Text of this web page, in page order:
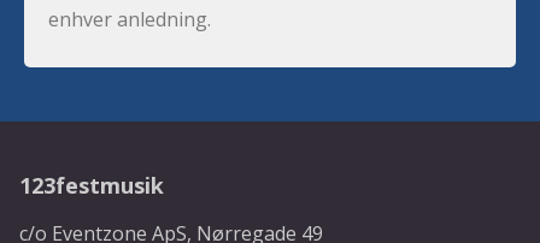
enhver anledning.
123festmusik
c/o Eventzone ApS, Nørregade 49